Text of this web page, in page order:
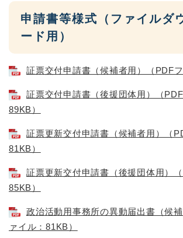
申請書等様式（ファイルダ
ード用）
証票交付申請書（候補者用）（PDFフ
証票交付申請書（後援団体用）（PDF
89KB）
証票更新交付申請書（候補者用）（
81KB）
証票更新交付申請書（後援団体用）
85KB）
政治活動用事務所の異動届出書（候
ァイル：81KB）